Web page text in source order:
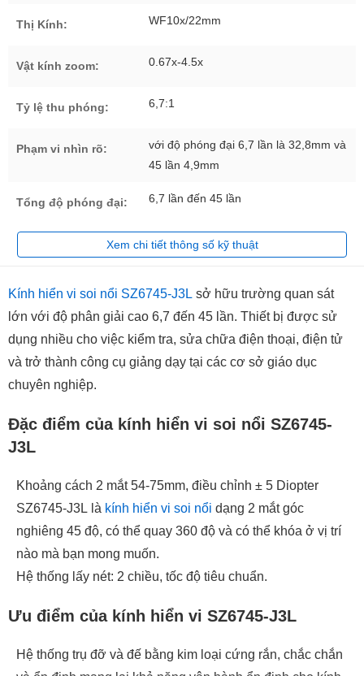
Thị Kính: WF10x/22mm
Vật kính zoom: 0.67x-4.5x
Tỷ lệ thu phóng: 6,7:1
Phạm vi nhìn rõ:
với độ phóng đại 6,7 lần là 32,8mm và
45 lần 4,9mm
Tổng độ phóng đại: 6,7 lần đến 45 lần
Xem chi tiết thông số kỹ thuật
Kính hiển vi soi nổi SZ6745-J3L sở hữu trường quan sát
lớn với độ phân giải cao 6,7 đến 45 lần. Thiết bị được sử
dụng nhiều cho việc kiểm tra, sửa chữa điện thoại, điện tử
và trở thành công cụ giảng dạy tại các cơ sở giáo dục
chuyên nghiệp.
Đặc điểm của kính hiển vi soi nổi SZ6745-
J3L
Khoảng cách 2 mắt 54-75mm, điều chỉnh ± 5 Diopter
SZ6745-J3L là kính hiển vi soi nổi dạng 2 mắt góc
nghiêng 45 độ, có thể quay 360 độ và có thể khóa ở vị trí
nào mà bạn mong muốn.
Hệ thống lấy nét: 2 chiều, tốc độ tiêu chuẩn.
Ưu điểm của kính hiển vi SZ6745-J3L
Hệ thống trụ đỡ và đế bằng kim loại cứng rắn, chắc chắn